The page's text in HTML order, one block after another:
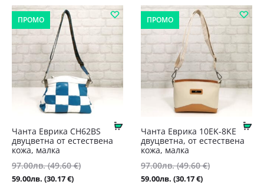
67.00лв.
49.00лв.
(25.05
€).
97.00лв.
(49.60
€).
е:
59.00лв.
(30.17
€).
ПРОМО
Купи
Чанта Еврика CH62BS
двуцветна от естествена
кожа, малка
97.00лв. (49.60 €)Original
59.00лв. (30.17 €)Текущата
ПРОМО
Чанта Еврика 10EK-8KE
двуцветна, от естествена
кожа, малка
97.00лв. (49.60 €)Original
59.00лв. (30.17 €)Текущата